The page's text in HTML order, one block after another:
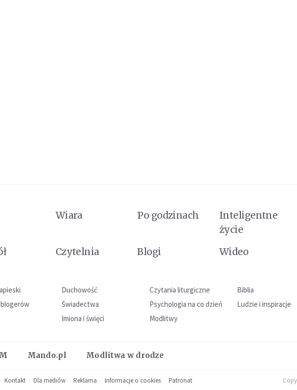
Wiara Po godzinach
Inteligentne
życie
Czytelnia Blogi Wideo
Duchowość Czytania liturgiczne
Biblia
Świadectwa Psychologia na co dzień
Ludzie i inspiracje
Imiona i święci Modlitwy
Mando.pl Modlitwa w drodze
Kontakt Dla mediów Reklama Informacje o cookies Patronat